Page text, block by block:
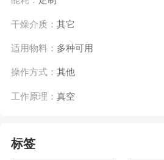
干燥介质： 其它
适用物料： 多种可用
操作方式： 其他
工作原理： 真空
标签